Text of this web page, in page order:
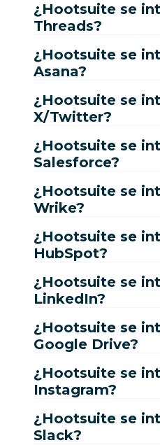
¿Hootsuite se
Threads?
¿Hootsuite se
Asana?
¿Hootsuite se
X/Twitter?
¿Hootsuite se
Salesforce?
¿Hootsuite se
Wrike?
¿Hootsuite se
HubSpot?
¿Hootsuite se
LinkedIn?
¿Hootsuite se
Google Drive?
¿Hootsuite se
Instagram?
¿Hootsuite se
Slack?